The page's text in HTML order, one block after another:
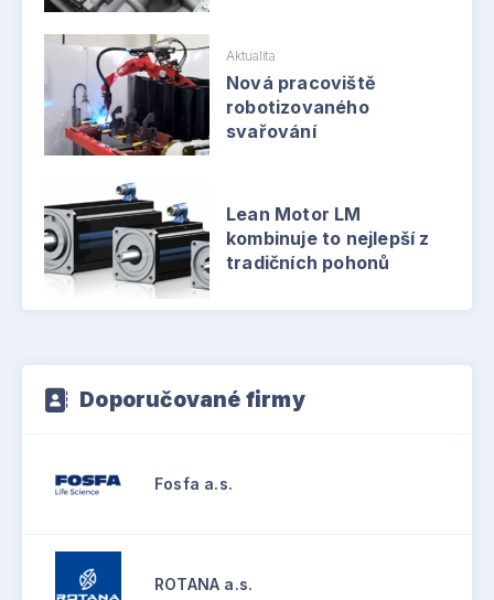
Aktualita
Nová pracoviště
robotizovaného
svařování
Lean Motor LM
kombinuje to nejlepší z
tradičních pohonů
Doporučované firmy
Fosfa a.s.
ROTANA a.s.